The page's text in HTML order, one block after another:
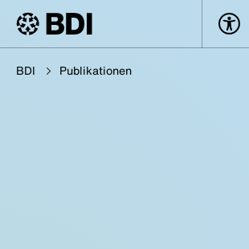
BDI Publikationen